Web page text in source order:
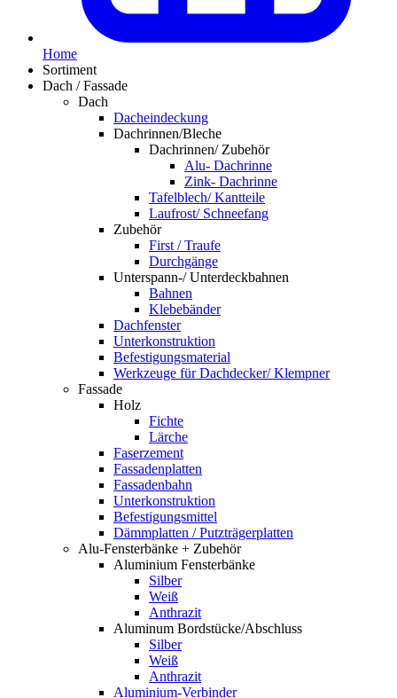
Home
Sortiment
Dach / Fassade
Dach
Dacheindeckung
Dachrinnen/Bleche
Dachrinnen/ Zubehör
Alu- Dachrinne
Zink- Dachrinne
Tafelblech/ Kantteile
Laufrost/ Schneefang
Zubehör
First / Traufe
Durchgänge
Unterspann-/ Unterdeckbahnen
Bahnen
Klebebänder
Dachfenster
Unterkonstruktion
Befestigungsmaterial
Werkzeuge für Dachdecker/ Klempner
Fassade
Holz
Fichte
Lärche
Faserzement
Fassadenplatten
Fassadenbahn
Unterkonstruktion
Befestigungsmittel
Dämmplatten / Putzträgerplatten
Alu-Fensterbänke + Zubehör
Aluminium Fensterbänke
Silber
Weiß
Anthrazit
Aluminum Bordstücke/Abschluss
Silber
Weiß
Anthrazit
Aluminium-Verbinder